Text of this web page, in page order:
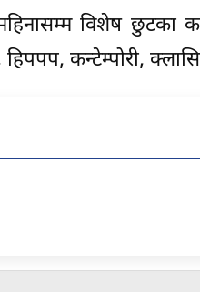
विशेष छुटका
हिपपप, कन्टेम्पोरी,